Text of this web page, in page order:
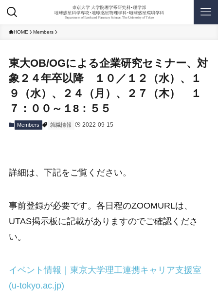
HOME Members
東大OB/OGによる企業研究セミナー、対
象２４年卒以降 １０／１２（水）、１
９（水）、２４（月）、２７（木） １
７：００～１8：５５
Members 就職情報 2022-09-15
詳細は、下記をご覧ください。
事前登録が必要です。各日程のZOOMURLは、
UTAS掲示板に記載がありますのでご確認くださ
い。
イベント情報｜東京大学理工連携キャリア支援室
(u-tokyo.ac.jp)